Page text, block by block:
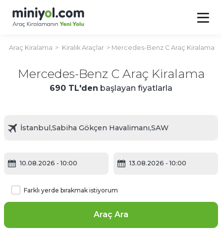
Araç Kiralama Kiralık Araçlar Mercedes-Benz C Araç Kiralama
Mercedes-Benz C Araç Kiralama
690 TL'den başlayan fiyatlarla
10.08.2026 - 10:00 13.08.2026 - 10:00
Araç Ara
Farklı yerde bırakmak istiyorum